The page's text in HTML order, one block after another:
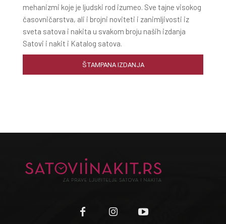
mehanizmi koje je ljudski rod izumeo. Sve tajne visokog
časovničarstva, ali i brojni noviteti i zanimljivosti iz
sveta satova i nakita u svakom broju naših izdanja
Satovi i nakit i Katalog satova.
ŠTAMPANA IZDANJA